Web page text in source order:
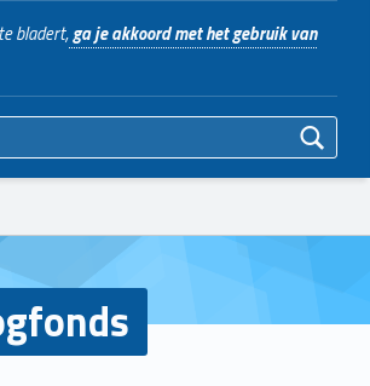
bladert,ga je akkoord met het gebruik van